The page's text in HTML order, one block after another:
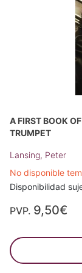
A FIRST BOOK
TRUMPET
Lansing, Peter
No disponible
Disponibilidad
PVP. 9,50€